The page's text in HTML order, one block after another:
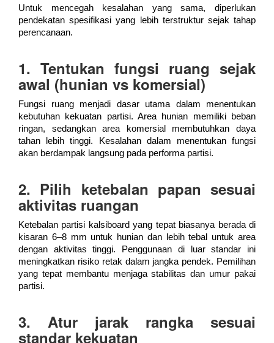
Untuk mencegah kesalahan yang sama, diperlukan
pendekatan spesifikasi yang lebih terstruktur sejak tahap
perencanaan.
1. Tentukan fungsi ruang sejak
awal (hunian vs komersial)
Fungsi ruang menjadi dasar utama dalam menentukan
kebutuhan kekuatan partisi. Area hunian memiliki beban
ringan, sedangkan area komersial membutuhkan daya
tahan lebih tinggi. Kesalahan dalam menentukan fungsi
akan berdampak langsung pada performa partisi.
2. Pilih ketebalan papan sesuai
aktivitas ruangan
Ketebalan partisi kalsiboard yang tepat biasanya berada di
kisaran 6–8 mm untuk hunian dan lebih tebal untuk area
dengan aktivitas tinggi. Penggunaan di luar standar ini
meningkatkan risiko retak dalam jangka pendek. Pemilihan
yang tepat membantu menjaga stabilitas dan umur pakai
partisi.
3. Atur jarak rangka sesuai
standar kekuatan